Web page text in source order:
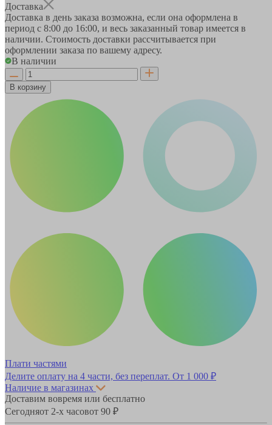
Доставка
Доставка в день заказа возможна, если она оформлена в
период с 8:00 до 16:00, и весь заказанный товар имеется в
наличии. Стоимость доставки рассчитывается при
оформлении заказа по вашему адресу.
В наличии
В корзину
Плати частями
Делите оплату на 4 части, без переплат. От 1 000 ₽
Наличие в магазинах
Доставим вовремя или бесплатно
Сегодняот 2-х часовот 90 ₽